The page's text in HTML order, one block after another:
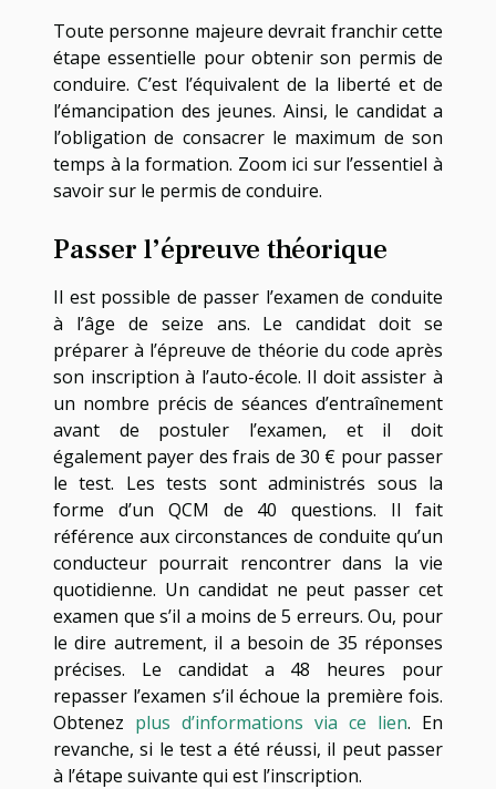
Toute personne majeure devrait franchir cette
étape essentielle pour obtenir son permis de
conduire. C’est l’équivalent de la liberté et de
l’émancipation des jeunes. Ainsi, le candidat a
l’obligation de consacrer le maximum de son
temps à la formation. Zoom ici sur l’essentiel à
savoir sur le permis de conduire.
Passer l’épreuve théorique
Il est possible de passer l’examen de conduite
à l’âge de seize ans. Le candidat doit se
préparer à l’épreuve de théorie du code après
son inscription à l’auto-école. Il doit assister à
un nombre précis de séances d’entraînement
avant de postuler l’examen, et il doit
également payer des frais de 30 € pour passer
le test. Les tests sont administrés sous la
forme d’un QCM de 40 questions. Il fait
référence aux circonstances de conduite qu’un
conducteur pourrait rencontrer dans la vie
quotidienne. Un candidat ne peut passer cet
examen que s’il a moins de 5 erreurs. Ou, pour
le dire autrement, il a besoin de 35 réponses
précises. Le candidat a 48 heures pour
repasser l’examen s’il échoue la première fois.
Obtenez plus d’informations via ce lien. En
revanche, si le test a été réussi, il peut passer
à l’étape suivante qui est l’inscription.